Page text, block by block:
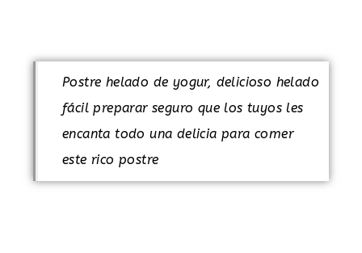
Postre helado de yogur, delicioso helado
fácil preparar seguro que los tuyos les
encanta todo una delicia para comer
este rico postre